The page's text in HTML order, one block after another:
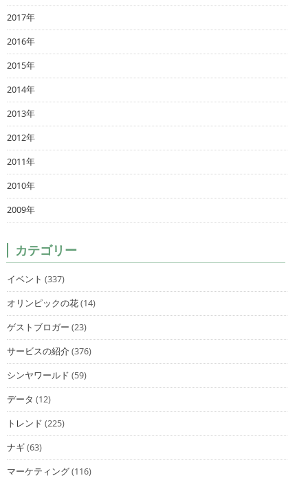
2017年
2016年
2015年
2014年
2013年
2012年
2011年
2010年
2009年
カテゴリー
イベント (337)
オリンピックの花(14)
ゲストブロガー (23)
サービスの紹介(376)
シンヤワールド (59)
データ (12)
トレンド (225)
ナギ(63)
マーケティング(116)